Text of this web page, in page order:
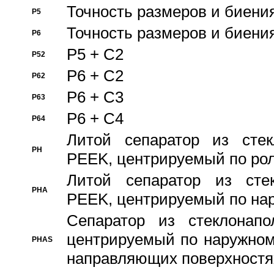
P5 Точность размеров и
P6 Точность размеров и
P52 P5 + C2
P62 P6 + C2
P63 P6 + C3
P64 P6 + C4
PH
Литой сепаратор из
PEEK, центрируемый по
PHA
Литой сепаратор из
PEEK, центрируемый по
PHAS
Сепаратор из
центрируемый по
направляющих